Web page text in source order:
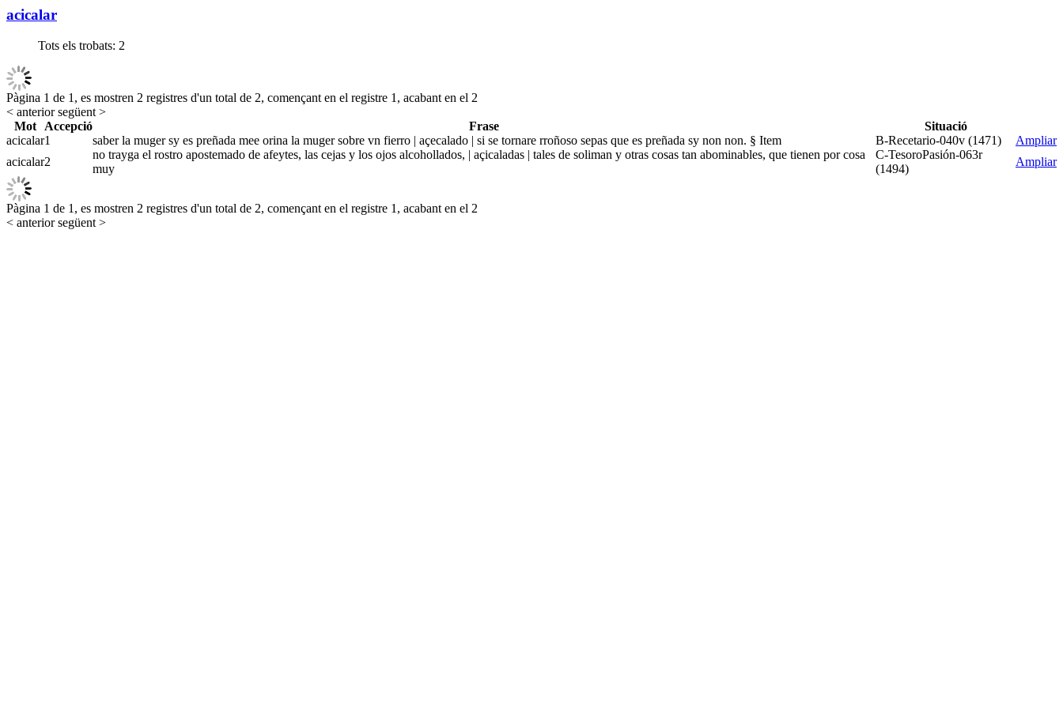
acicalar
Tots els trobats: 2
Pàgina 1 de 1, es mostren 2 registres d'un total de 2, començant en el registre 1, acabant en el 2
< anteriorsegüent >
Mot
Accepció Frase
Situació
acicalar1 saber la muger sy es preñada mee orina la muger sobre vn fierro | açecalado | si se tornare rroñoso sepas que es preñada sy non non. § Item B-Recetario-040v (1471)
Ampliar
acicalar2
no trayga el rostro apostemado de afeytes, las cejas y los ojos alcohollados, | açicaladas | tales de soliman y otras cosas tan abominables, que tienen por cosa
muy
C-TesoroPasión-063r
(1494)
Ampliar
Pàgina 1 de 1, es mostren 2 registres d'un total de 2, començant en el registre 1, acabant en el 2
< anteriorsegüent >